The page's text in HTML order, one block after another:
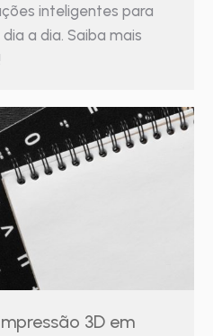
inteligentes para
a dia. Saiba mais
3D em